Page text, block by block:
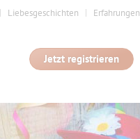
Liebesgeschichten Erfahrungen
Jetzt registrieren